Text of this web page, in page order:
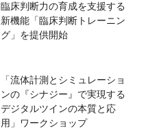
臨床判断力の育成を支援する
新機能「臨床判断トレーニン
グ」を提供開始
「流体計測とシミュレーショ
ンの『シナジー』で実現する
デジタルツインの本質と応
用」ワークショップ